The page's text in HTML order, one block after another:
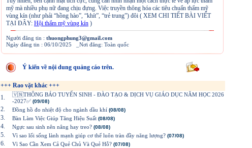
mỹ mà nhiều phụ nữ đang chịu đựng. Việc truyền thông hóa các tiêu chuẩn thẩm mỹ
vùng kín (như phải “hồng hào”, “khít”, “trẻ trung”) đôi ( XEM CHI TIẾT BÀI VIẾT
TẠI ĐÂY: Hội thẩm mỹ vùng kín )
Người đăng tin : thuongphung3@gmail.com
Ngày đăng tin : 06/10/2025 _Nơi đăng: Toàn quốc
Ý kiến về nội dung quảng cáo trên.
+++ Rao vặt khác +++
1.
🇻🇳THÔNG BÁO TUYỂN SINH - ĐÀO TẠO & DỊCH VỤ GIÁO DỤC NĂM HỌC 2026
-2027✅ (09/08)
2. Đồng hồ đo nhiệt độ cho ngành dầu khí (08/08)
3. Bàn Làm Việc Giúp Tăng Hiệu Suất (08/08)
4. Ngực sau sinh nên nâng hay treo? (08/08)
5. Vì sao lối sống lành mạnh giúp cơ thể luôn tràn đầy năng lượng? (07/08)
6. Vì Sao Cần Xem Cả Quẻ Chủ Và Quẻ Hỗ? (07/08)